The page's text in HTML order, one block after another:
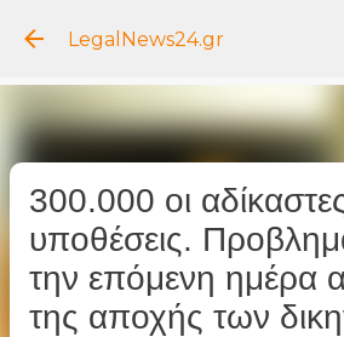
Μετάβαση στο κύριο
LegalNews24.gr
300.000 οι
υποθέσεις.
την επόμενη ημέρα
της αποχής των